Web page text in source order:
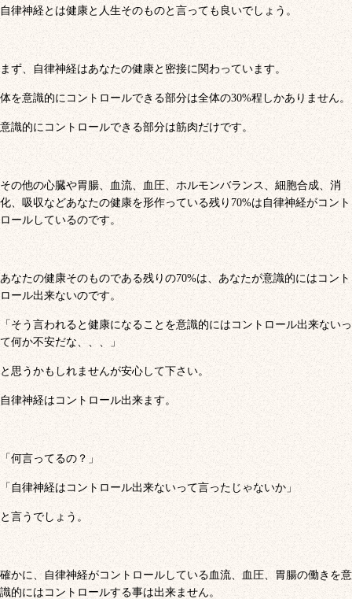
自律神経とは健康と人生そのものと言っても良いでしょう。
まず、自律神経はあなたの健康と密接に関わっています。
体を意識的にコントロールできる部分は全体の30%程しかありません。
意識的にコントロールできる部分は筋肉だけです。
その他の心臓や胃腸、血流、血圧、ホルモンバランス、細胞合成、消
化、吸収などあなたの健康を形作っている残り70%は自律神経がコント
ロールしているのです。
あなたの健康そのものである残りの70%は、あなたが意識的にはコント
ロール出来ないのです。
「そう言われると健康になることを意識的にはコントロール出来ないっ
て何か不安だな、、、」
と思うかもしれませんが安心して下さい。
自律神経はコントロール出来ます。
「何言ってるの？」
「自律神経はコントロール出来ないって言ったじゃないか」
と言うでしょう。
確かに、自律神経がコントロールしている血流、血圧、胃腸の働きを意
識的にはコントロールする事は出来ません。